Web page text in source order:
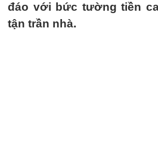
đáo với bức tường tiền
tận trần nhà.